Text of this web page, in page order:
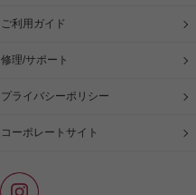
ご利用ガイド
修理/サポート
プライバシーポリシー
コーポレートサイト